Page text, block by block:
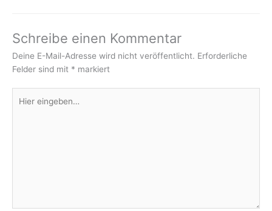
Schreibe einen Kommentar
Deine E-Mail-Adresse wird nicht veröffentlicht. Erforderliche
Felder sind mit * markiert
eingeben…